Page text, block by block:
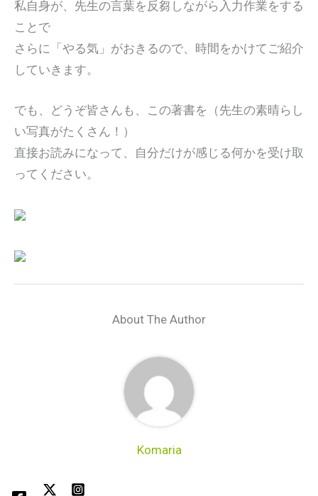
私自身が、先生の言葉を反芻しながら入力作業をする
ことで
さらに「やる気」がおきるので、時間をかけてご紹介
していきます。
でも、どうぞ皆さんも、この著書を（先生の素晴らし
い写真がたくさん！）
直接お読みになって、自分だけが感じる何かを受け取
ってください。
About The Author
Komaria